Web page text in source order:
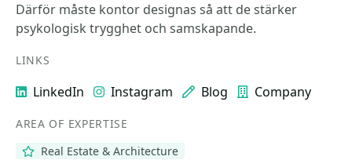
Därför måste kontor designas så att de stärker
psykologisk trygghet och samskapande.
LINKS
LinkedIn Instagram Blog Company
AREA OF EXPERTISE
Real Estate & Architecture